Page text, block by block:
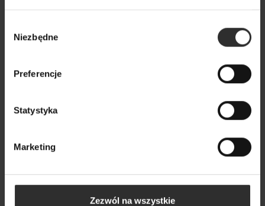
zgody
Niezbędne
Preferencje
Statystyka
Marketing
Zezwól na wszystkie
Popularne produkty
Wybrane dla Ciebie z sercem i charakterem
Wyprzedaż!